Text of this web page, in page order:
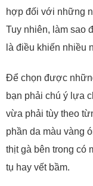
hợp đối với những
Tuy nhiên, làm sao
là điều khiến nhiều
Để chọn được
bạn phải chú ý lựa
vừa phải tùy theo
phần da màu vàng
thịt gà bên trong có
tụ hay vết bầm.